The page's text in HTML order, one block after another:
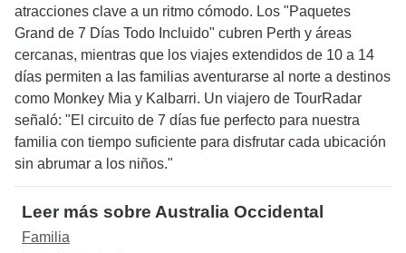
atracciones clave a un ritmo cómodo. Los "Paquetes
Grand de 7 Días Todo Incluido" cubren Perth y áreas
cercanas, mientras que los viajes extendidos de 10 a 14
días permiten a las familias aventurarse al norte a destinos
como Monkey Mia y Kalbarri. Un viajero de TourRadar
señaló: "El circuito de 7 días fue perfecto para nuestra
familia con tiempo suficiente para disfrutar cada ubicación
sin abrumar a los niños."
Leer más sobre Australia Occidental
Familia